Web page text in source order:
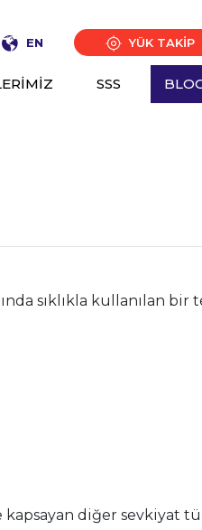
EN YÜK TAKİP
SSS
sıklıkla kullanılan bir
diğer sevkiyat